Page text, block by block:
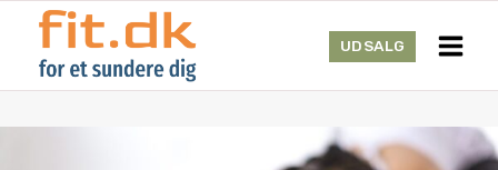
Skip
content
UDSALG